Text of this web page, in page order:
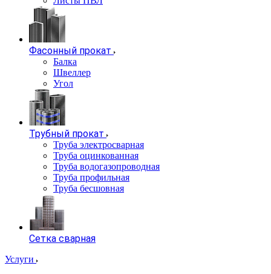
Фасонный прокат
Балка
Швеллер
Угол
Трубный прокат
Труба электросварная
Труба оцинкованная
Труба водогазопроводная
Труба профильная
Труба бесшовная
Сетка сварная
Услуги